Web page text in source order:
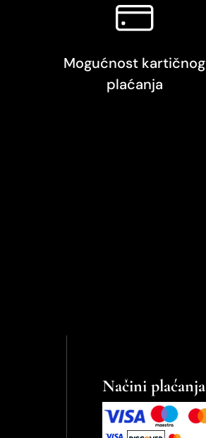
Mogućnost kartičnog
plaćanja
Načini plaćanja